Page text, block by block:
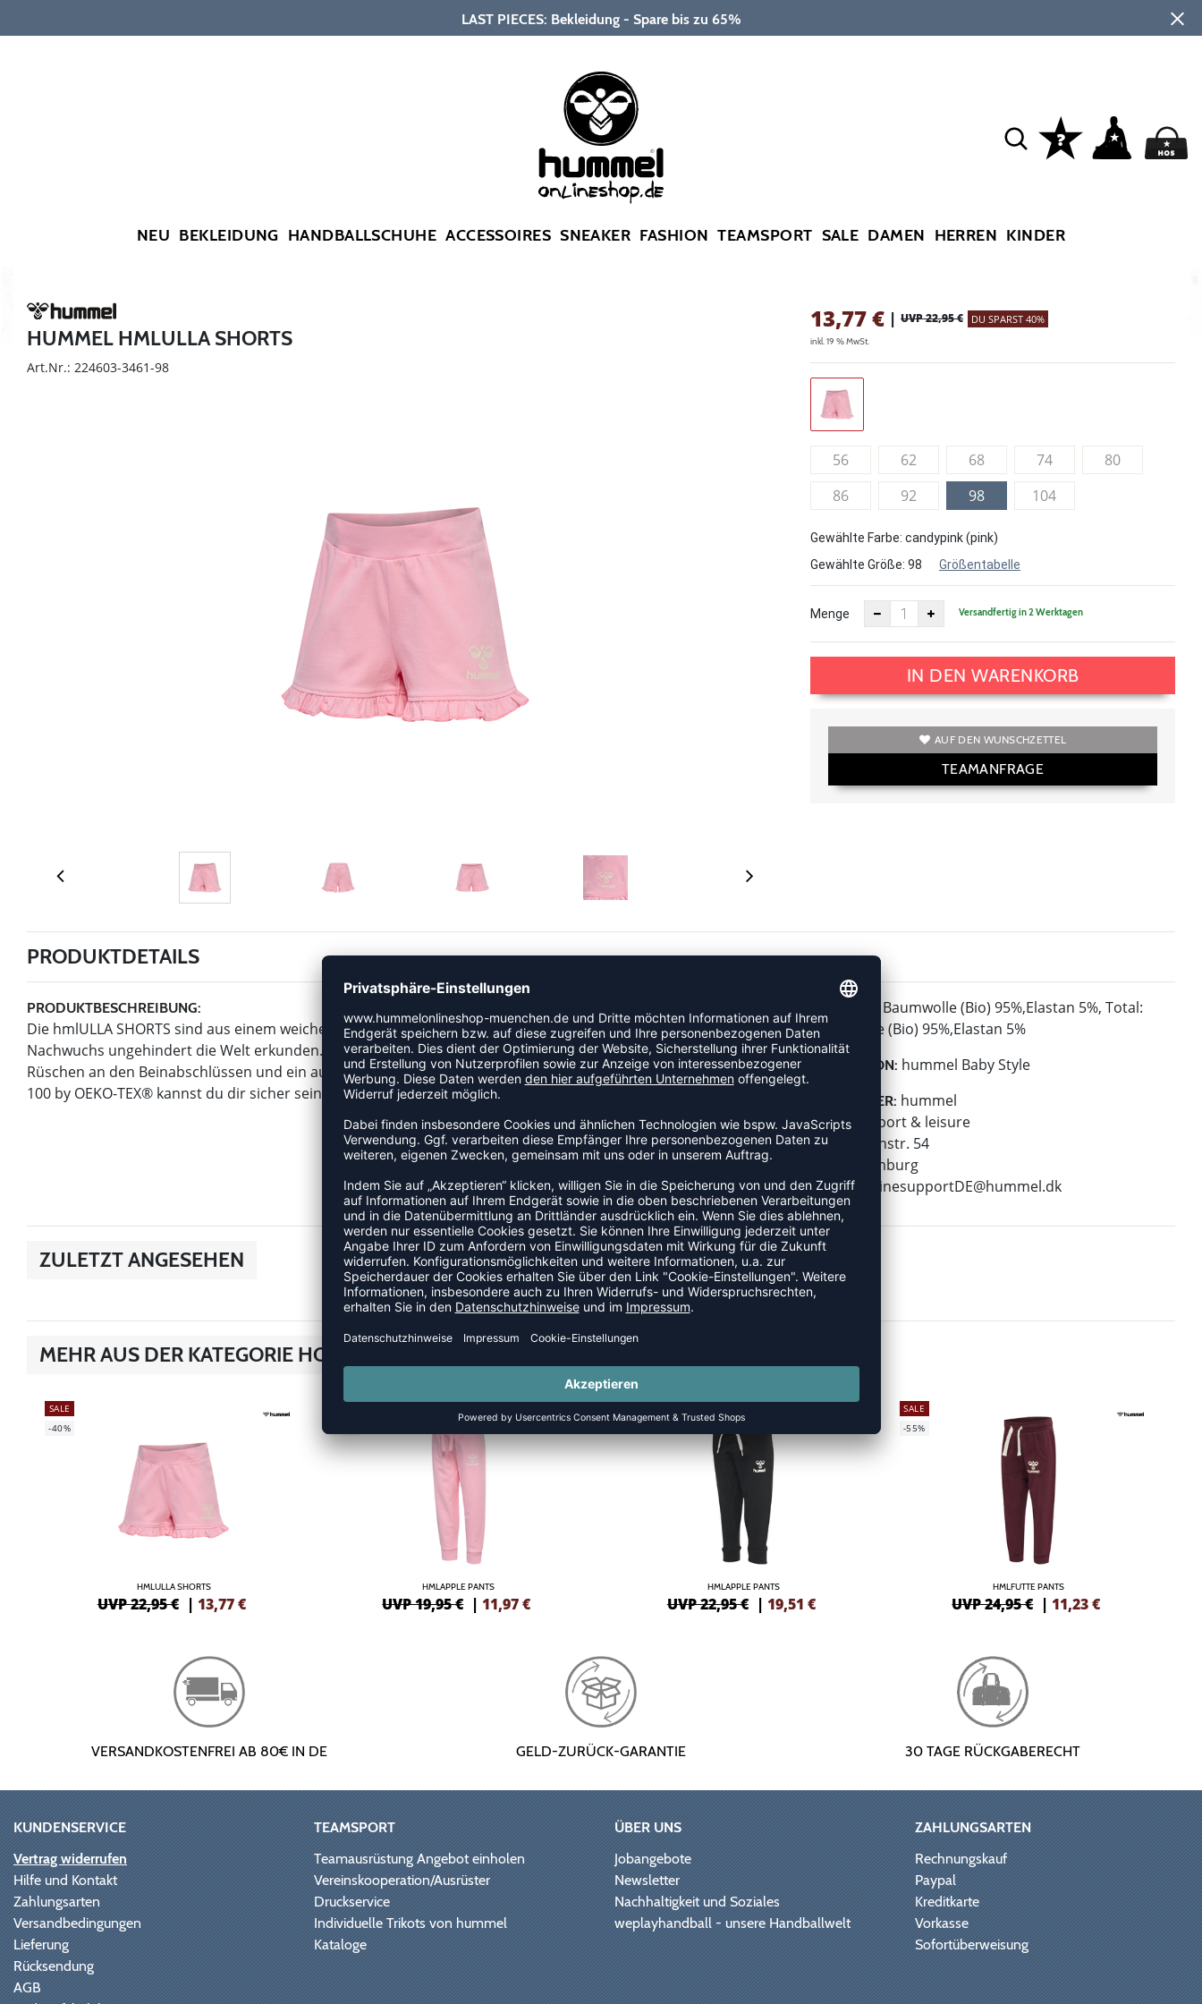
LAST PIECES: Bekleidung - Spare bis zu 65%
NEU BEKLEIDUNG HANDBALLSCHUHE ACCESSOIRES SNEAKER FASHION TEAMSPORT SALE DAMEN HERREN KINDER
HUMMEL HMLULLA SHORTS
Art.Nr.: 224603-3461-98
13,77€ | UVP 22,95 € DU SPARST 40%
inkl. 19 % MwSt.
56 62 68 74
80
86
92 98 104
Gewählte Farbe: candypink (pink)
Gewählte Größe: 98 Größentabelle
Menge Versandfertig in 2 Werktagen
IN DEN WARENKORB
AUF DEN WUNSCHZETTEL
TEAMANFRAGE
PRODUKTDETAILS
PRODUKTBESCHREIBUNG:
Die hmlULLA SHORTS sind aus einem weichen, dehnbaren Jerseystoff aus Bio-Baumwolle gefertigt. So kann dein
Nachwuchs ungehindert die Welt erkunden. Sie verfügen über einen dekorativen Kordelzug im Bund sowie
Rüschen an den Beinabschlüssen und ein aufgedrucktes Logo am Bein. Dank der Zertifizierung nach STANDARD
100 by OEKO-TEX® kannst du dir sicher sein, dass bei der Herstellung keine Schadstoffe verwendet wurden.
Baumwolle (Bio) 95%,Elastan 5%, Total:
Baumwolle (Bio) 95%,Elastan 5%
KOLLEKTION: hummel Baby Style
HERSTELLER: hummel
hummel sport & leisure
Leverkusenstr. 54
22761 Hamburg
E-Mail:
onlinesupportDE@hummel.dk
ZULETZT ANGESEHEN
MEHR AUS DER KATEGORIE HOSEN
SALE
-40%
HMLULLA SHORTS
UVP 22,95 € | 13,77€
HMLAPPLE PANTS
UVP 19,95 € |11,97€
HMLAPPLE PANTS
UVP 22,95 € | 19,51 €
SALE
-55%
HMLFUTTE PANTS
UVP 24,95 € |11,23€
VERSANDKOSTENFREI AB 80€ IN DE GELD-ZURÜCK-GARANTIE 30 TAGE RÜCKGABERECHT
KUNDENSERVICE
Vertrag widerrufen
Hilfe und Kontakt
Zahlungsarten
Versandbedingungen
Lieferung
Rücksendung
AGB
TEAMSPORT
Teamausrüstung Angebot einholen
Vereinskooperation/Ausrüster
Druckservice
Individuelle Trikots von hummel
Kataloge
ÜBER UNS
Jobangebote
Newsletter
Nachhaltigkeit und Soziales
weplayhandball - unsere Handballwelt
ZAHLUNGSARTEN
Rechnungskauf
Paypal
Kreditkarte
Vorkasse
Sofortüberweisung